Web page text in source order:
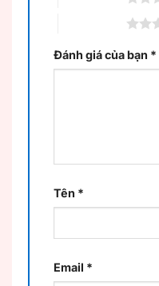
Đánh giá của bạn *
Tên *
Email *